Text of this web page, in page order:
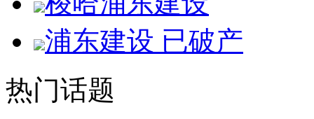
浦东建设 已破产
热门话题